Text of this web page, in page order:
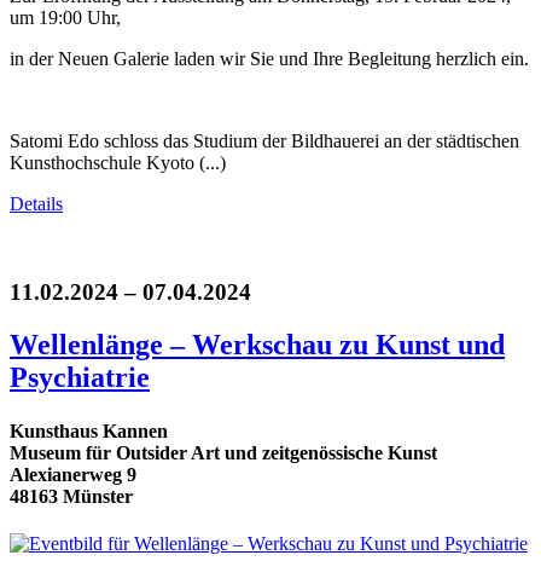
um 19:00 Uhr,
in der Neuen Galerie laden wir Sie und Ihre Begleitung herzlich ein.
Satomi Edo schloss das Studium der Bildhauerei an der städtischen
Kunsthochschule Kyoto (...)
Details
11.02.2024 – 07.04.2024
Wellenlänge – Werkschau zu Kunst und
Psychiatrie
Kunsthaus Kannen
Museum für Outsider Art und zeitgenössische Kunst
Alexianerweg 9
48163 Münster